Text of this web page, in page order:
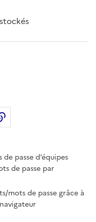
passe d’équipes
de passe par
mots de passe grâce à